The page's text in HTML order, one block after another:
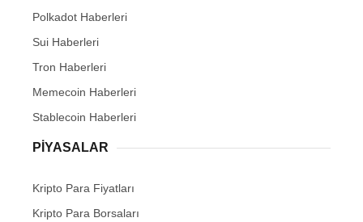
Polkadot Haberleri
Sui Haberleri
Tron Haberleri
Memecoin Haberleri
Stablecoin Haberleri
PIYASALAR
Kripto Para Fiyatları
Kripto Para Borsaları